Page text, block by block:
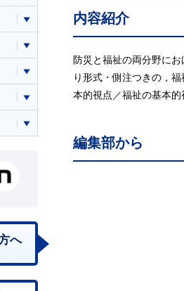
内容紹介
防災と福祉の両分野に
り形式・側注つきの，
本的視点／福祉の基本
編集部から
へ